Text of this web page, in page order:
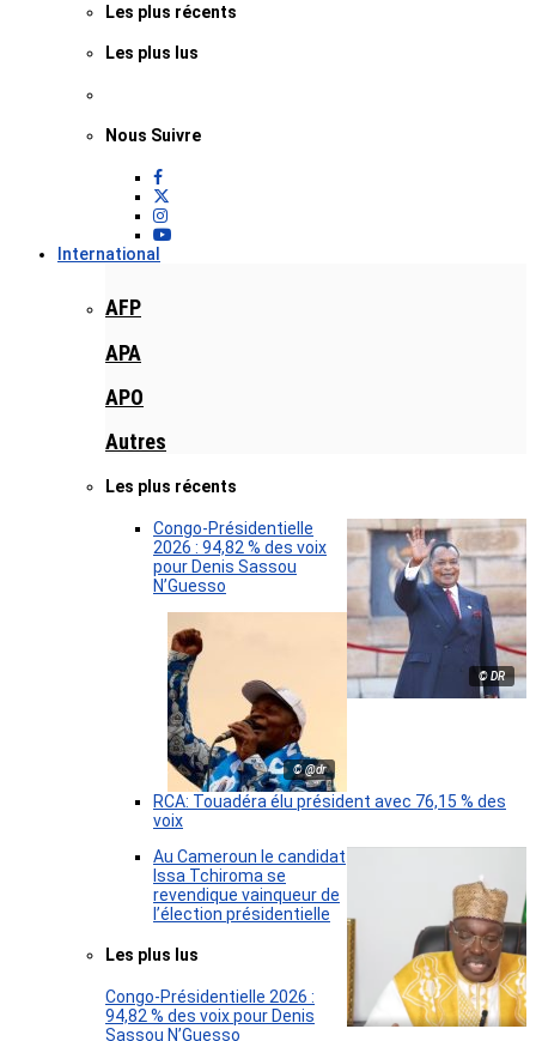
Les plus récents
Les plus lus
Nous Suivre
International
AFP
APA
APO
Autres
Les plus récents
© DR
Congo-Présidentielle
2026 : 94,82 % des voix
pour Denis Sassou
N’Guesso
© @dr
RCA: Touadéra élu président avec 76,15 % des
voix
Au Cameroun le candidat
Issa Tchiroma se
revendique vainqueur de
l’élection présidentielle
Les plus lus
Congo-Présidentielle 2026 :
94,82 % des voix pour Denis
Sassou N’Guesso